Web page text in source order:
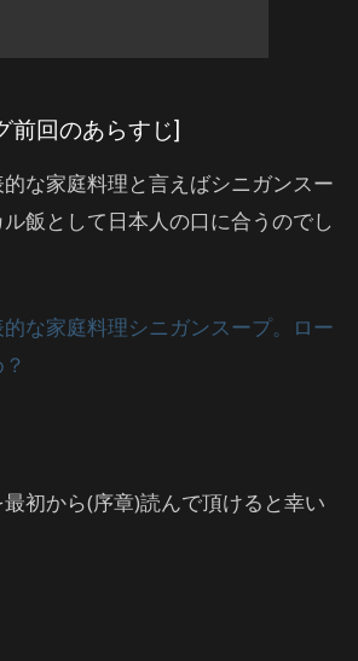
前回のあらすじ]
な家庭料理と言えばシニガンスー
飯として日本人の口に合うのでし
な家庭料理シニガンスープ。ロー
初から(序章)読んで頂けると幸い